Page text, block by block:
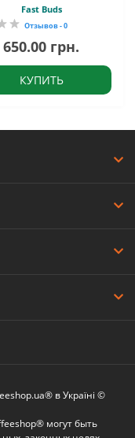
Fast Buds
Отзывов - 0
650.00 грн.
КУПИТЬ
в Україні ©
могут быть